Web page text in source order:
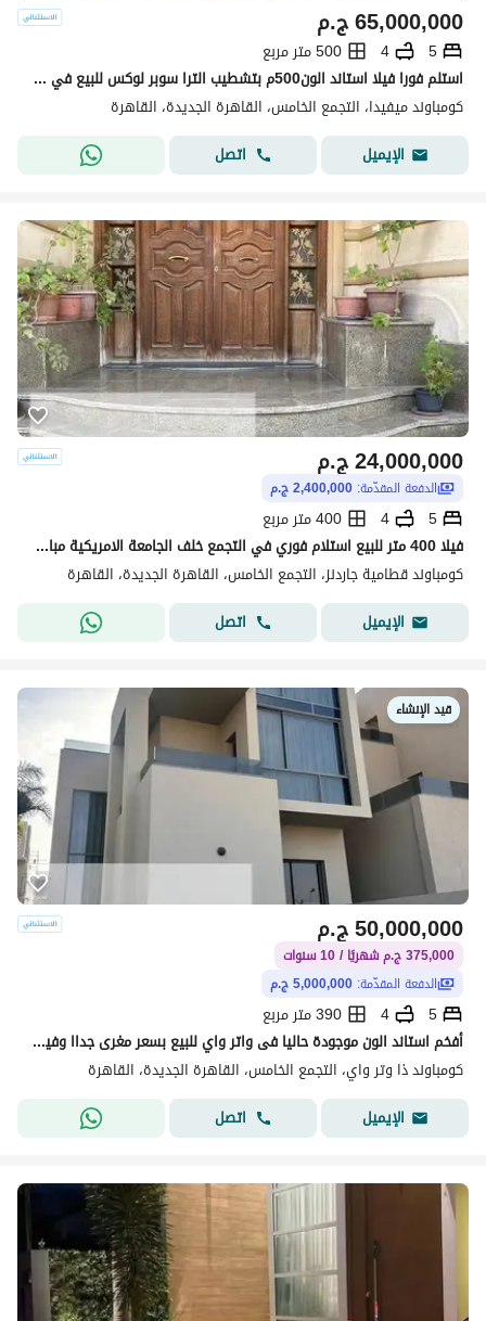
ج.م65,000,000
5
4
500 متر مربع
استلم فورا فيلا استاند الون500م بتشطيب الترا سوبر لوكس للبيع في ميفيدا بارسيل5 اعمار التجمع الخامس - باقل من سعر السو ب5مليون
كومباوند ميفيدا، التجمع الخامس، القاهرة الجديدة، القاهرة
الإيميل
اتصل
ج.م24,000,000
الدفعة المقدّمة: 2,400,000 ج.م
5
4
400 متر مربع
فيلا 400 متر للبيع استلام فوري في التجمع خلف الجامعة الامريكية مباشرة في كمبوند قائم وساكن بالفعل
كومباوند قطامية جاردنز، التجمع الخامس، القاهرة الجديدة، القاهرة
الإيميل
اتصل
قيد الإنشاء
ج.م50,000,000
375,000 ج.م شهريًا / 10 سنوات
الدفعة المقدّمة: 5,000,000 ج.م
5
4
390 متر مربع
أفخم استاند الون موجودة حاليا فى واتر واي للبيع بسعر مغرى جداا وفيو خطير من المسطحات المائية واللاند سكيب بكاش (5 مليون )
كومباوند ذا وتر واي، التجمع الخامس، القاهرة الجديدة، القاهرة
الإيميل
اتصل